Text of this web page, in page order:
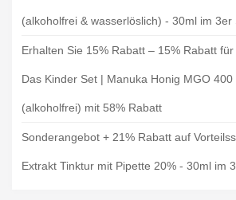
(alkoholfrei & wasserlöslich) - 30ml im 3er
Erhalten Sie 15% Rabatt – 15% Rabatt
Das Kinder Set | Manuka Honig MGO
(alkoholfrei) mit 58% Rabatt
Sonderangebot + 21% Rabatt auf
Extrakt Tinktur mit Pipette 20% - 30ml im